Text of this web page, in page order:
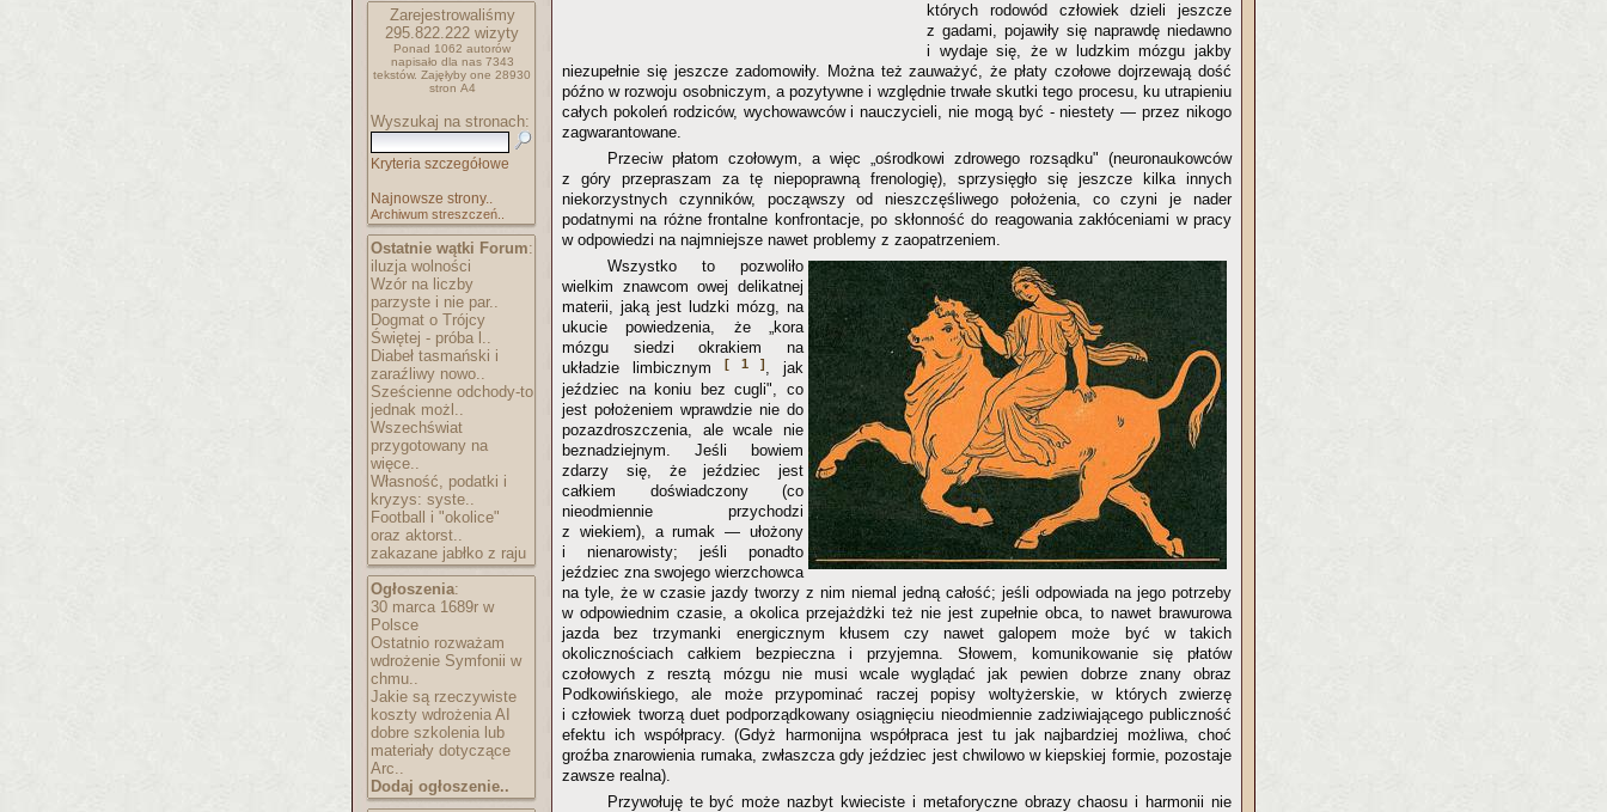
Zarejestrowaliśmy
295.822.222 wizyty
Ponad 1062 autorów
napisało dla nas 7343
tekstów. Zajęłyby one 28930
stron A4
Wyszukaj na stronach:
Kryteria szczegółowe
Najnowsze strony..
Archiwum streszczeń..
Ostatnie wątki Forum:
iluzja wolności
Wzór na liczby
parzyste i nie par..
Dogmat o Trójcy
Świętej - próba l..
Diabeł tasmański i
zaraźliwy nowo..
Sześcienne odchody-to
jednak możl..
Wszechświat
przygotowany na
więce..
Własność, podatki i
kryzys: syste..
Football i "okolice"
oraz aktorst..
zakazane jabłko z raju
Ogłoszenia:
30 marca 1689r w
Polsce
Ostatnio rozważam
wdrożenie Symfonii w
chmu..
Jakie są rzeczywiste
koszty wdrożenia AI
dobre szkolenia lub
materiały dotyczące
Arc..
Dodaj ogłoszenie..
których rodowód człowiek dzieli jeszcze
z gadami, pojawiły się naprawdę niedawno
i wydaje się, że w ludzkim mózgu jakby
niezupełnie się jeszcze zadomowiły. Można też zauważyć, że płaty czołowe dojrzewają dość
późno w rozwoju osobniczym, a pozytywne i względnie trwałe skutki tego procesu, ku utrapieniu
całych pokoleń rodziców, wychowawców i nauczycieli, nie mogą być - niestety — przez nikogo
zagwarantowane.
Przeciw płatom czołowym, a więc „ośrodkowi zdrowego rozsądku" (neuronaukowców
z góry przepraszam za tę niepoprawną frenologię), sprzysięgło się jeszcze kilka innych
niekorzystnych czynników, począwszy od nieszczęśliwego położenia, co czyni je nader
podatnymi na różne frontalne konfrontacje, po skłonność do reagowania zakłóceniami w pracy
w odpowiedzi na najmniejsze nawet problemy z zaopatrzeniem.
Wszystko to pozwoliło
wielkim znawcom owej delikatnej
materii, jaką jest ludzki mózg, na
ukucie powiedzenia, że „kora
mózgu siedzi okrakiem na
układzie limbicznym
[ 1 ] , jak
jeździec na koniu bez cugli", co
jest położeniem wprawdzie nie do
pozazdroszczenia, ale wcale nie
beznadziejnym. Jeśli bowiem
zdarzy się, że jeździec jest
całkiem doświadczony (co
nieodmiennie przychodzi
z wiekiem), a rumak — ułożony
i nienarowisty; jeśli ponadto
jeździec zna swojego wierzchowca
na tyle, że w czasie jazdy tworzy z nim niemal jedną całość; jeśli odpowiada na jego potrzeby
w odpowiednim czasie, a okolica przejażdżki też nie jest zupełnie obca, to nawet brawurowa
jazda bez trzymanki energicznym kłusem czy nawet galopem może być w takich
okolicznościach całkiem bezpieczna i przyjemna. Słowem, komunikowanie się płatów
czołowych z resztą mózgu nie musi wcale wyglądać jak pewien dobrze znany obraz
Podkowińskiego, ale może przypominać raczej popisy woltyżerskie, w których zwierzę
i człowiek tworzą duet podporządkowany osiągnięciu nieodmiennie zadziwiającego publiczność
efektu ich współpracy. (Gdyż harmonijna współpraca jest tu jak najbardziej możliwa, choć
groźba znarowienia rumaka, zwłaszcza gdy jeździec jest chwilowo w kiepskiej formie, pozostaje
zawsze realna).
Przywołuję te być może nazbyt kwieciste i metaforyczne obrazy chaosu i harmonii nie